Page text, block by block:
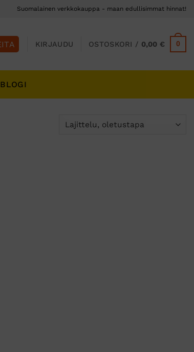
Suomalainen verkkokauppa - maan edullisimmat hinnat!
KIRJAUDU OSTOSKORI / 0,00€ 0
BLOGI